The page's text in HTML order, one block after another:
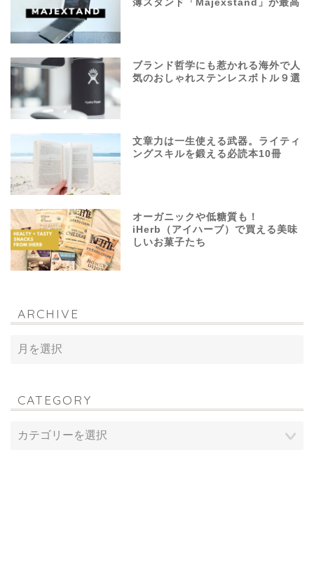
薄スタンド「Majexstand」が最高
ブランド哲学にも惹かれる海外で人
気のおしゃれステンレスボトル９選
文章力は一生使える武器。ライティ
ングスキルを鍛える必読本10冊
オーガニックや低糖質も！
iHerb（アイハーブ）で買える美味
しいお菓子たち
ARCHIVE
CATEGORY